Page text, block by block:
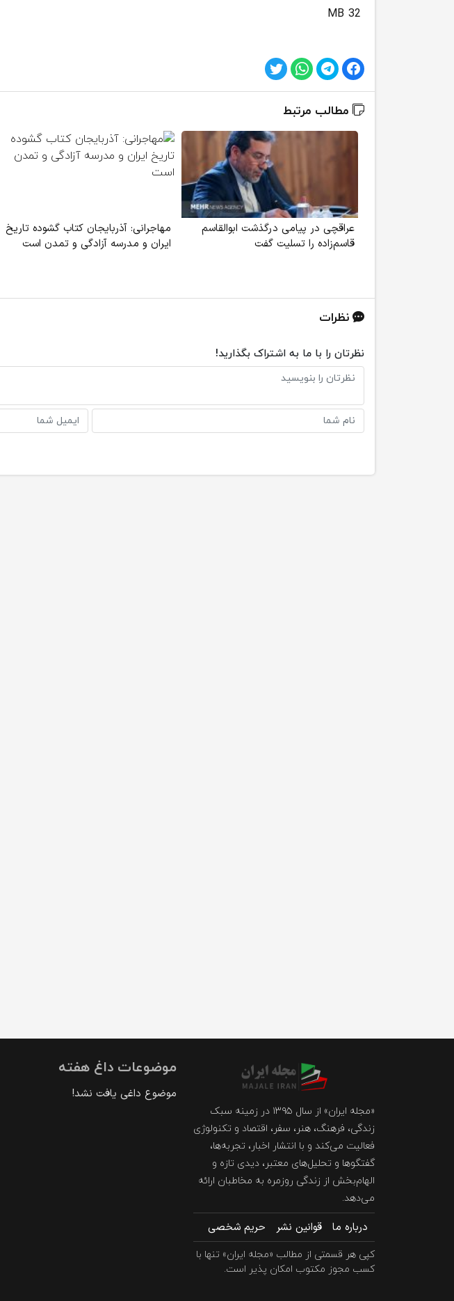
32 MB
مطالب مرتبط
عراقچی در پیامی درگذشت ابوالقاسم
قاسم‌زاده را تسلیت گفت
مهاجرانی: آذربایجان کتاب گشوده تاریخ
ایران و مدرسه آزادگی و تمدن است
نظرات
نظرتان را با ما به اشتراک بگذارید!
«مجله ایران» از سال ۱۳۹۵ در زمینه سبک
زندگی، فرهنگ، هنر، سفر، اقتصاد و تکنولوژی
فعالیت می‌کند و با انتشار اخبار، تجربه‌ها،
گفتگوها و تحلیل‌های معتبر، دیدی تازه و
الهام‌بخش از زندگی روزمره به مخاطبان ارائه
می‌دهد.
درباره ما قوانین نشر حریم شخصی
کپی هر قسمتی از مطالب «مجله ایران» تنها با
کسب مجوز مکتوب امکان پذیر است.
موضوعات داغ هفته
موضوع داغی یافت نشد!